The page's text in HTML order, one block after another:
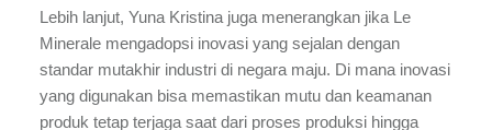
Lebih lanjut, Yuna Kristina juga menerangkan jika Le
Minerale mengadopsi inovasi yang sejalan dengan
standar mutakhir industri di negara maju. Di mana inovasi
yang digunakan bisa memastikan mutu dan keamanan
produk tetap terjaga saat dari proses produksi hingga